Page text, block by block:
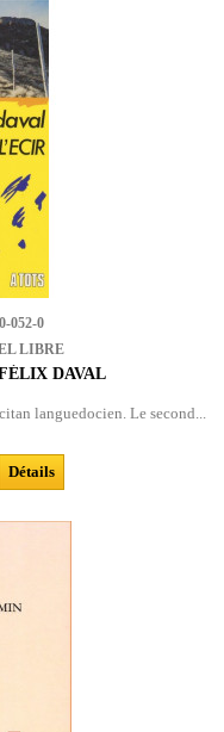
052-0
LIBRE
DAVAL
languedocien. Le second...
Détails